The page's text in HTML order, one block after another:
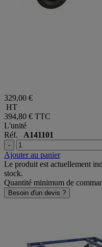
329,00 €
HT
394,80 € TTC
L'unité
Réf. A141101
-
Ajouter au panier
Le produit est actuellement
stock.
Quantité minimum de
Besoin d'un devis ?